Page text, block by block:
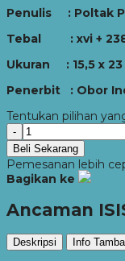
Penulis : Poltak
Tebal : xvi +
Ukuran : 15,5 x 23
Penerbit : Obor
Tentukan pilihan
-
Beli Sekarang
Pemesanan lebih
Bagikan ke
Ancaman
Deskripsi Info